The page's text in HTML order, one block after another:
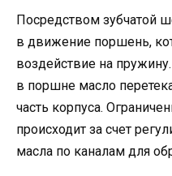
Посредством зубчатой
в движение поршень,
воздействие на
в поршне масло
часть корпуса.
происходит за счет
масла по каналам для